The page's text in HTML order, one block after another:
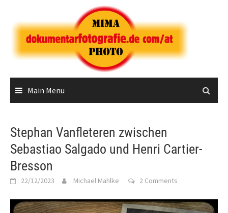
content
Main Menu
Stephan Vanfleteren zwischen
Sebastiao Salgado und Henri Cartier-
Bresson
22/12/2023 Michael Mahlke 2 Comments